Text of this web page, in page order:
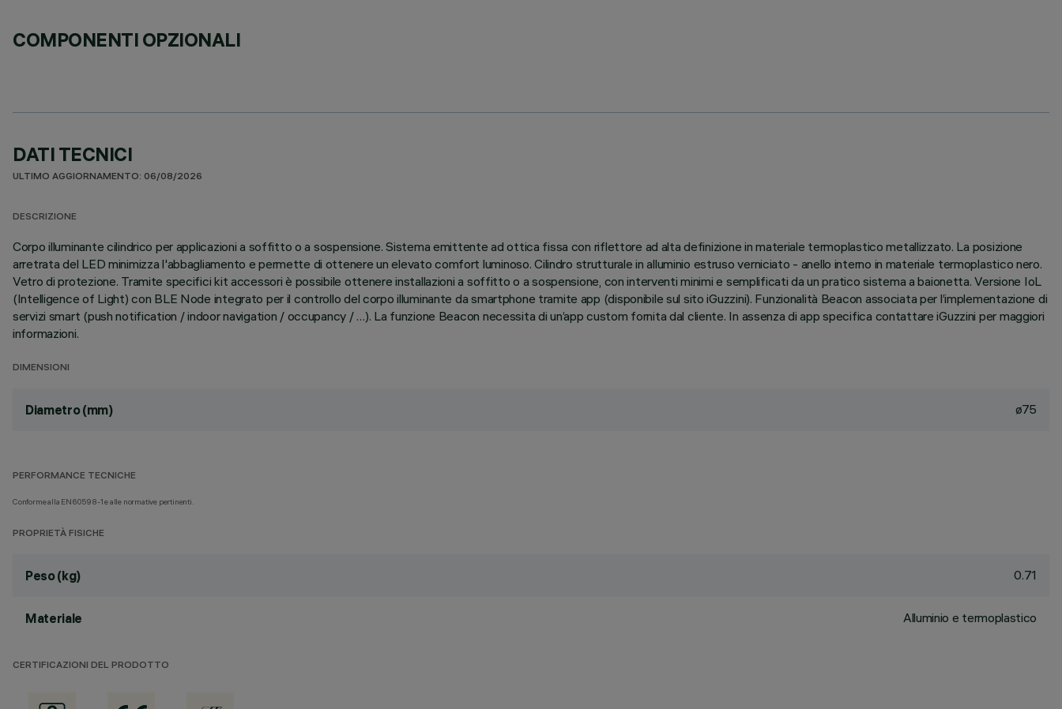
COMPONENTI OPZIONALI
DATI TECNICI
ULTIMO AGGIORNAMENTO: 06/08/2026
DESCRIZIONE
Corpo illuminante cilindrico per applicazioni a soffitto o a sospensione. Sistema emittente ad ottica fissa con riflettore ad alta definizione in materiale termoplastico metallizzato. La posizione
arretrata del LED minimizza l'abbagliamento e permette di ottenere un elevato comfort luminoso. Cilindro strutturale in alluminio estruso verniciato - anello interno in materiale termoplastico nero.
Vetro di protezione. Tramite specifici kit accessori è possibile ottenere installazioni a soffitto o a sospensione, con interventi minimi e semplificati da un pratico sistema a baionetta. Versione IoL
(Intelligence of Light) con BLE Node integrato per il controllo del corpo illuminante da smartphone tramite app (disponibile sul sito iGuzzini). Funzionalità Beacon associata per l’implementazione di
servizi smart (push notification / indoor navigation / occupancy / …). La funzione Beacon necessita di un’app custom fornita dal cliente. In assenza di app specifica contattare iGuzzini per maggiori
informazioni.
DIMENSIONI
Diametro (mm) ø75
PERFORMANCE TECNICHE
Conforme alla EN60598-1 e alle normative pertinenti.
PROPRIETÀ FISICHE
Peso (kg) 0.71
Materiale Alluminio e termoplastico
CERTIFICAZIONI DEL PRODOTTO